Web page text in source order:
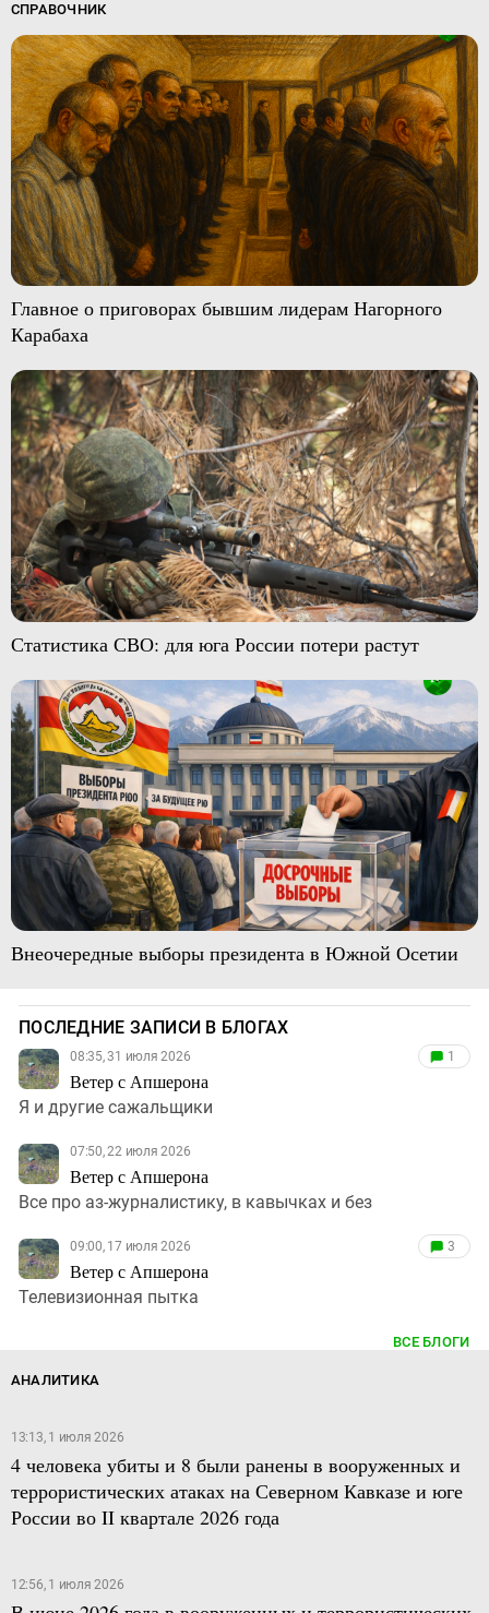
СПРАВОЧНИК
Главное о приговорах бывшим лидерам Нагорного
Карабаха
Статистика СВО: для юга России потери растут
Внеочередные выборы президента в Южной Осетии
ПОСЛЕДНИЕ ЗАПИСИ В БЛОГАХ
08:35, 31 июля 2026
Ветер с Апшерона
1
Я и другие сажальщики
07:50, 22 июля 2026
Ветер с Апшерона
Все про аз-журналистику, в кавычках и без
09:00, 17 июля 2026
Ветер с Апшерона
3
Телевизионная пытка
ВСЕ БЛОГИ
АНАЛИТИКА
13:13, 1 июля 2026
4 человека убиты и 8 были ранены в вооруженных и
террористических атаках на Северном Кавказе и юге
России во II квартале 2026 года
12:56, 1 июля 2026